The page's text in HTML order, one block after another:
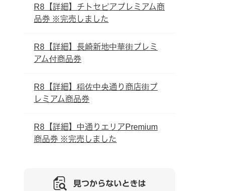
R8【詳細】チトセピアプレミアム商
品券 ※完売しました
R8【詳細】長崎新地中華街プレミ
アム付商品券
R8【詳細】稲佐中央通り商店街プ
レミアム商品券
R8【詳細】中通りエリアPremium
商品券 ※完売しました
見つからないときは